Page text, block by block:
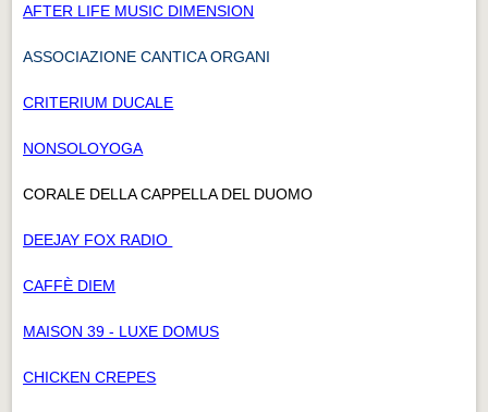
AFTER LIFE MUSIC DIMENSION
ASSOCIAZIONE CANTICA ORGANI
CRITERIUM DUCALE
NONSOLOYOGA
CORALE DELLA CAPPELLA DEL DUOMO
DEEJAY FOX RADIO
CAFFÈ DIEM
MAISON 39 - LUXE DOMUS
CHICKEN CREPES